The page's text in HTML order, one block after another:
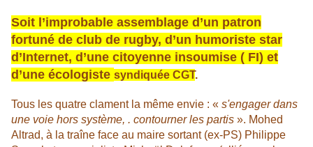
Soit l’improbable assemblage d’un patron
fortuné de club de rugby, d’un humoriste star
d’Internet, d’une citoyenne insoumise ( FI) et
d’une écologiste syndiquée CGT.
Tous les quatre clament la même envie : « s'engager dans
une voie hors système, . contourner les partis ». Mohed
Altrad, à la traîne face au maire sortant (ex-PS) Philippe